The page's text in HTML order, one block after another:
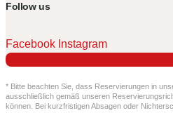
Follow us
Facebook Instagram
* Bitte beachten Sie, dass Reservierungen in
ausschließlich gemäß unseren
können. Bei kurzfristigen Absagen oder